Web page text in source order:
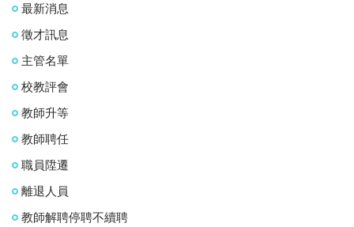
最新消息
徵才訊息
主管名單
校教評會
教師升等
教師聘任
職員陞遷
離退人員
教師解聘停聘不續聘